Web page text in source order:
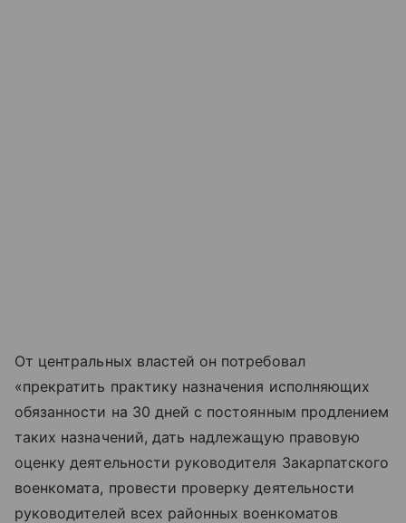
От центральных властей он потребовал
«прекратить практику назначения исполняющих
обязанности на 30 дней с постоянным продлением
таких назначений, дать надлежащую правовую
оценку деятельности руководителя Закарпатского
военкомата, провести проверку деятельности
руководителей всех районных военкоматов